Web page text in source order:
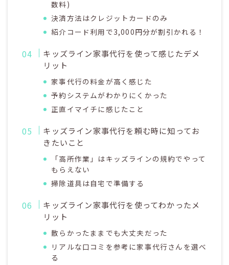
数料)
決済方法はクレジットカードのみ
紹介コード利用で3,000円分が割引かれる！
キッズライン家事代行を使って感じたデメ
リット
家事代行の料金が高く感じた
予約システムがわかりにくかった
正直イマイチに感じたこと
キッズライン家事代行を頼む時に知ってお
きたいこと
「高所作業」はキッズラインの規約でやって
もらえない
掃除道具は自宅で準備する
キッズライン家事代行を使ってわかったメ
リット
散らかったままでも大丈夫だった
リアルな口コミを参考に家事代行さんを選べ
る